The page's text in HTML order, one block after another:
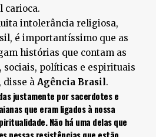
carioca.
intolerância religiosa,
é importantíssimo que as
histórias que contam as
sociais, políticas e espirituais
disse à Agência Brasil.
justamente por sacerdotes e
que eram ligados à nossa
Não há uma delas que